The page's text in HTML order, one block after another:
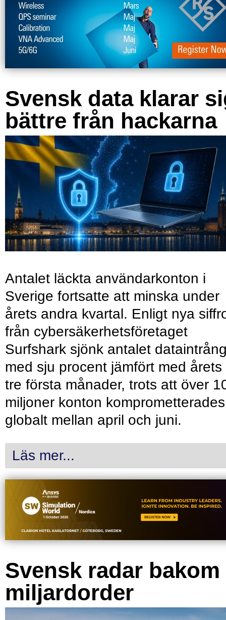
Svensk data klarar
bättre från hackarna
Antalet läckta användarkonton i
Sverige fortsatte att minska under
årets andra kvartal. Enligt nya
från cybersäkerhetsföretaget
Surfshark sjönk antalet
med sju procent jämfört med årets
tre första månader, trots att över
miljoner konton komprometterades
globalt mellan april och juni.
Läs mer...
Svensk radar bakom
miljardorder